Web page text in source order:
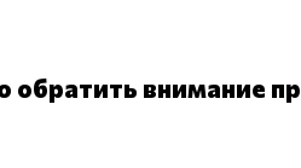
обратить внимание